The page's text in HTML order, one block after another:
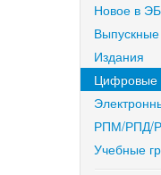
Новое в
Издания
Цифровые
РПМ/РПД/
Учебные